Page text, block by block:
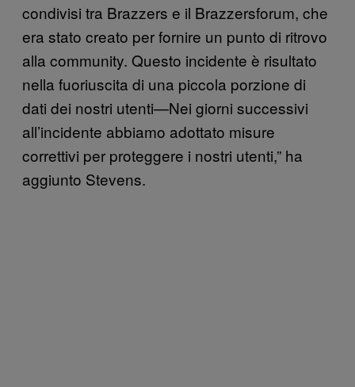
condivisi tra Brazzers e il Brazzersforum, che
era stato creato per fornire un punto di ritrovo
alla community. Questo incidente è risultato
nella fuoriuscita di una piccola porzione di
dati dei nostri utenti—Nei giorni successivi
all’incidente abbiamo adottato misure
correttivi per proteggere i nostri utenti,” ha
aggiunto Stevens.